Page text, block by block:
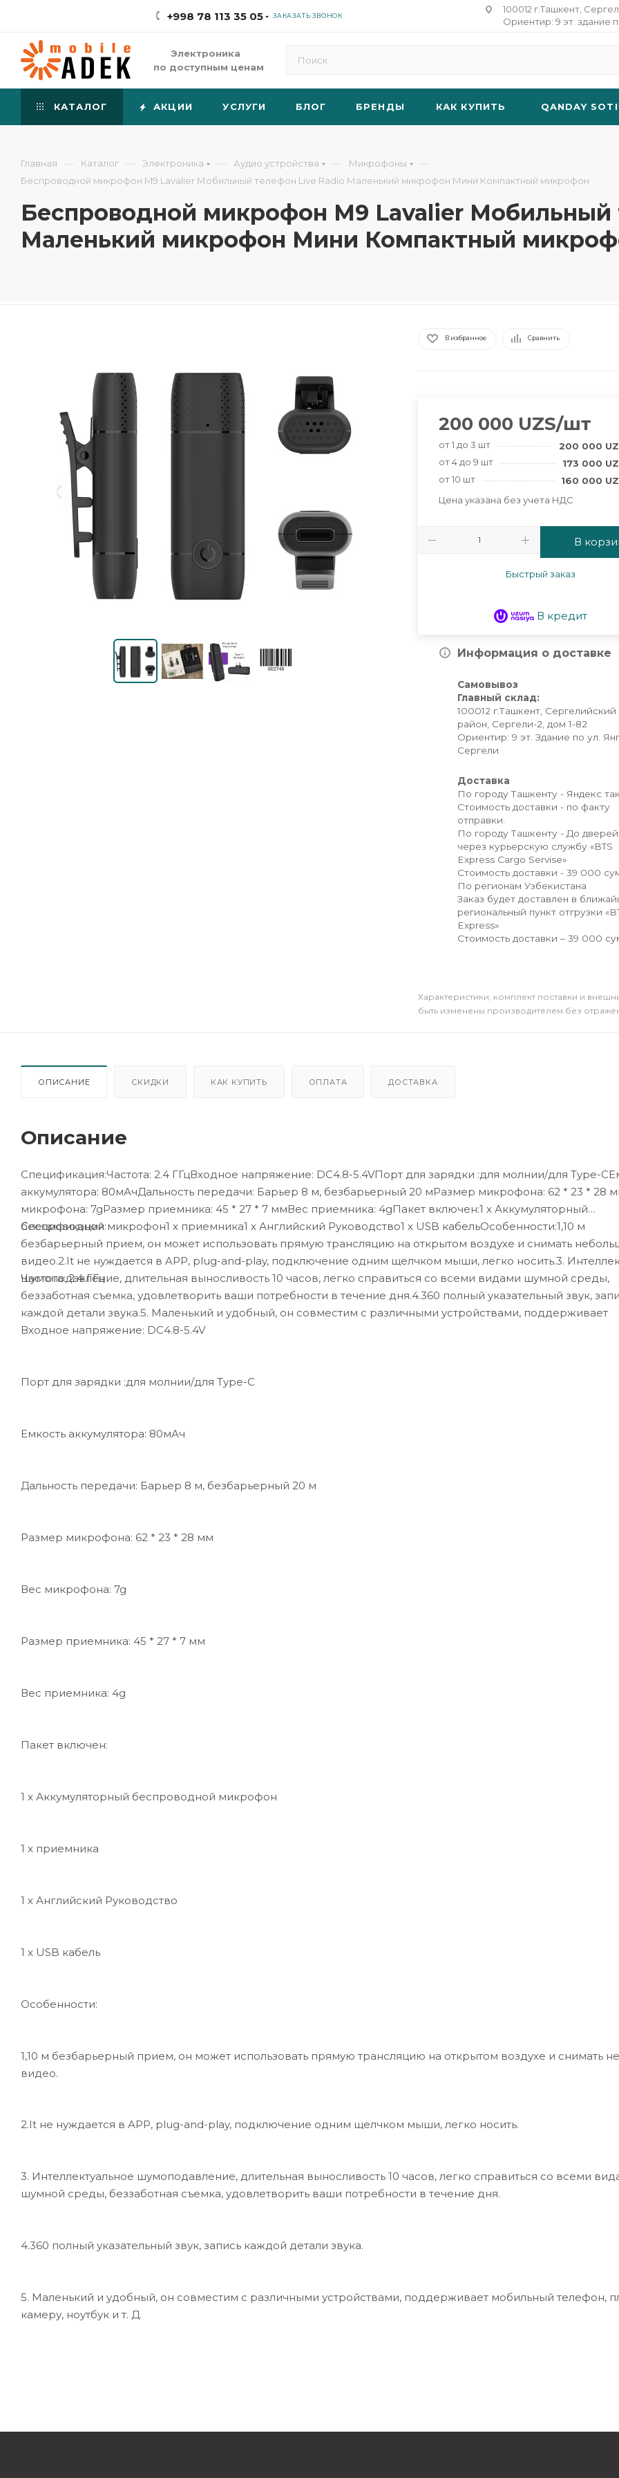
+998 78 113 35 05 ЗАКАЗАТЬ ЗВОНОК
100012 г.Ташкент,
Ориентир: 9 эт. здание
Электроника
по доступным ценам
КАТАЛОГ АКЦИИ УСЛУГИ БЛОГ БРЕНДЫ КАК КУПИТЬ QANDAY
Главная — Каталог — Электроника — Аудио устройства — Микрофоны —
Беспроводной микрофон M9 Lavalier Мобильный телефон Live Radio Маленький микрофон Мини Компактный микрофон
Беспроводной микрофон M9 Lavalier Мобильный
Маленький микрофон Мини Компактный
В избранное Сравнить
200 000 UZS/шт
от 1 до 3 шт 200 000
от 4 до 9 шт
173 000
от 10 шт
160 000
Цена указана без учета НДС
В
Быстрый заказ
В кредит
Информация о доставке
Самовывоз
Главный склад:
100012 г.Ташкент, Сергелийский
район, Сергели-2, дом 1-82
Ориентир: 9 эт. Здание по ул.
Сергели
Доставка
По городу Ташкенту - Яндекс
Стоимость доставки - по факту
отправки.
По городу Ташкенту - До дверей
через курьерскую службу «BTS
Express Cargo Servise»
Стоимость доставки - 39 000
По регионам Узбекистана
Заказ будет доставлен в
региональный пункт отгрузки
Express»
Стоимость доставки – 39 000
Xарактеристики, комплект поставки и
быть изменены производителем без
ОПИСАНИЕ СКИДКИ КАК КУПИТЬ ОПЛАТА ДОСТАВКА
Описание
Спецификация:Частота: 2.4 ГГцВходное напряжение: DC4.8-5.4VПорт для зарядки :для молнии/для Type-
аккумулятора: 80мАчДальность передачи: Барьер 8 м, безбарьерный 20 мРазмер микрофона: 62 * 23 * 28
микрофона: 7gРазмер приемника: 45 * 27 * 7 ммВес приемника: 4gПакет включен:1 x Аккумуляторный
беспроводной микрофон1 x приемника1 х Английский Руководство1 x USB кабельОсобенности:1,10 м
безбарьерный прием, он может использовать прямую трансляцию на открытом воздухе и снимать
видео.2.It не нуждается в APP, plug-and-play, подключение одним щелчком мыши, легко носить.3.
шумоподавление, длительная выносливость 10 часов, легко справиться со всеми видами шумной среды,
беззаботная съемка, удовлетворить ваши потребности в течение дня.4.360 полный указательный звук,
каждой детали звука.5. Маленький и удобный, он совместим с различными устройствами, поддерживает
Спецификация:
Частота: 2.4 ГГц
Входное напряжение: DC4.8-5.4V
Порт для зарядки :для молнии/для Type-C
Емкость аккумулятора: 80мАч
Дальность передачи: Барьер 8 м, безбарьерный 20 м
Размер микрофона: 62 * 23 * 28 мм
Вес микрофона: 7g
Размер приемника: 45 * 27 * 7 мм
Вес приемника: 4g
Пакет включен:
1 x Аккумуляторный беспроводной микрофон
1 x приемника
1 х Английский Руководство
1 x USB кабель
Особенности:
1,10 м безбарьерный прием, он может использовать прямую трансляцию на открытом воздухе и снимать
видео.
2.It не нуждается в APP, plug-and-play, подключение одним щелчком мыши, легко носить.
3. Интеллектуальное шумоподавление, длительная выносливость 10 часов, легко справиться со всеми
шумной среды, беззаботная съемка, удовлетворить ваши потребности в течение дня.
4.360 полный указательный звук, запись каждой детали звука.
5. Маленький и удобный, он совместим с различными устройствами, поддерживает мобильный телефон,
камеру, ноутбук и т. Д.